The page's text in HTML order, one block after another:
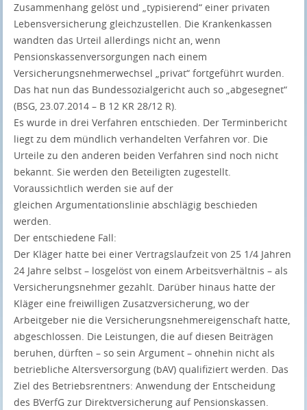
Zusammenhang gelöst und „typisierend“ einer privaten
Lebensversicherung gleichzustellen. Die Krankenkassen
wandten das Urteil allerdings nicht an, wenn
Pensionskassenversorgungen nach einem
Versicherungsnehmerwechsel „privat“ fortgeführt wurden.
Das hat nun das Bundessozialgericht auch so „abgesegnet“
(BSG, 23.07.2014 – B 12 KR 28/12 R).
Es wurde in drei Verfahren entschieden. Der Terminbericht
liegt zu dem mündlich verhandelten Verfahren vor. Die
Urteile zu den anderen beiden Verfahren sind noch nicht
bekannt. Sie werden den Beteiligten zugestellt.
Voraussichtlich werden sie auf der
gleichen Argumentationslinie abschlägig beschieden
werden.
Der entschiedene Fall:
Der Kläger hatte bei einer Vertragslaufzeit von 25 1/4 Jahren
24 Jahre selbst – losgelöst von einem Arbeitsverhältnis – als
Versicherungsnehmer gezahlt. Darüber hinaus hatte der
Kläger eine freiwilligen Zusatzversicherung, wo der
Arbeitgeber nie die Versicherungsnehmereigenschaft hatte,
abgeschlossen. Die Leistungen, die auf diesen Beiträgen
beruhen, dürften – so sein Argument – ohnehin nicht als
betriebliche Altersversorgung (bAV) qualifiziert werden. Das
Ziel des Betriebsrentners: Anwendung der Entscheidung
des BVerfG zur Direktversicherung auf Pensionskassen.